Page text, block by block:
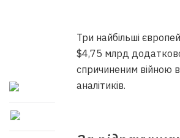
Три найбільші
$4,75 млрд
спричиненим війною
аналітиків.